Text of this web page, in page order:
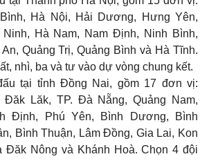
Hà Nội, Hải Dương, Hưng Yên,
Ninh, Hà Nam, Nam Định, Ninh Bình,
Quảng Trị, Quảng Bình và Hà Tĩnh.
nhì, ba và tư vào dự vòng chung kết.
tại tỉnh Đồng Nai, gồm 17 đơn vị:
Lăk, TP. Đà Nẵng, Quảng Nam,
Định, Phú Yên, Bình Dương, Bình
Bình Thuận, Lâm Đồng, Gia Lai, Kon
Đăk Nông và Khánh Hoà. Chọn 4 đội